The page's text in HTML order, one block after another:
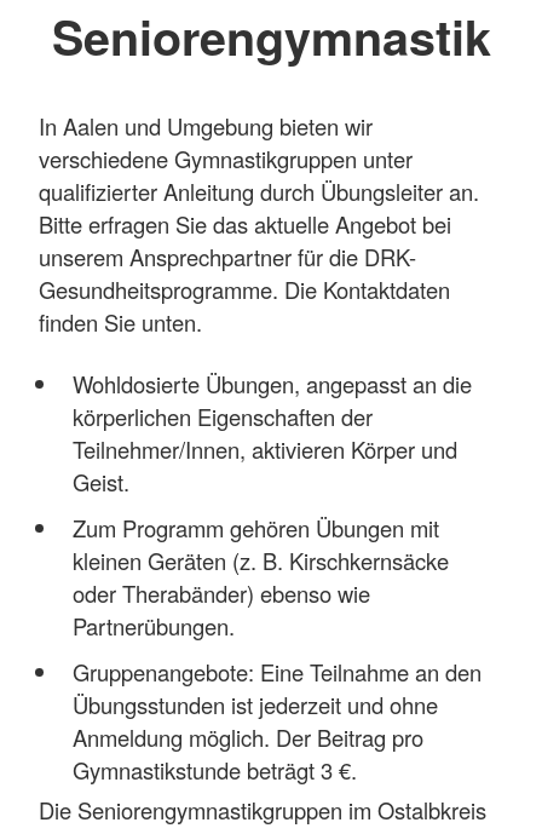
Seniorengymnastik
In Aalen und Umgebung bieten wir
verschiedene Gymnastikgruppen unter
qualifizierter Anleitung durch Übungsleiter an.
Bitte erfragen Sie das aktuelle Angebot bei
unserem Ansprechpartner für die DRK-
Gesundheitsprogramme. Die Kontaktdaten
finden Sie unten.
Wohldosierte Übungen, angepasst an die
körperlichen Eigenschaften der
Teilnehmer/Innen, aktivieren Körper und
Geist.
Zum Programm gehören Übungen mit
kleinen Geräten (z. B. Kirschkernsäcke
oder Therabänder) ebenso wie
Partnerübungen.
Gruppenangebote: Eine Teilnahme an den
Übungsstunden ist jederzeit und ohne
Anmeldung möglich. Der Beitrag pro
Gymnastikstunde beträgt 3 €.
Die Seniorengymnastikgruppen im Ostalbkreis